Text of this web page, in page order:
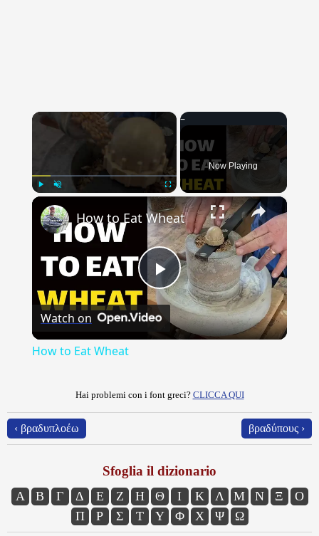
×
Fullscreen
Now Playing
×
Play
Video
How to Eat Wheat
Watch on
How to Eat Wheat
Hai problemi con i font greci? CLICCA QUI
‹ βραδυπλοέω βραδύπους ›
Sfoglia il dizionario
Α Β Γ Δ Ε Ζ Η Θ Ι Κ Λ Μ Ν Ξ
Ο
Π
Ρ Σ Τ Υ Φ Χ Ψ Ω